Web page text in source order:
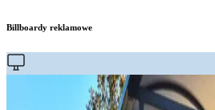
Billboardy reklamowe